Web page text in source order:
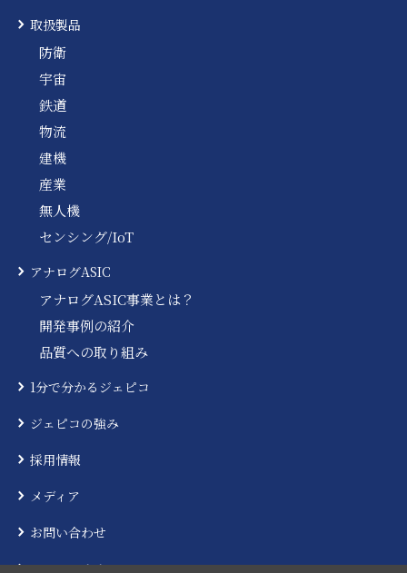
取扱製品
防衛
宇宙
鉄道
物流
建機
産業
無人機
センシング/IoT
アナログASIC
アナログASIC事業とは？
開発事例の紹介
品質への取り組み
1分で分かるジェピコ
ジェピコの強み
採用情報
メディア
お問い合わせ
ニュースリリース